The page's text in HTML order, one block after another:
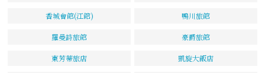
香城會館(江館) 鴨川旅館
羅曼詩旅館 豪爵旅館
東芳蒂旅店 凱旋大飯店